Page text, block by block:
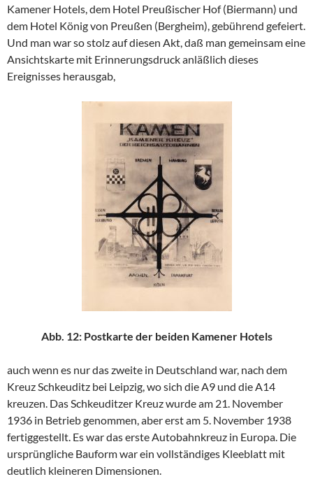
Kamener Hotels, dem Hotel Preußischer Hof (Biermann) und
dem Hotel König von Preußen (Bergheim), gebührend gefeiert.
Und man war so stolz auf diesen Akt, daß man gemeinsam eine
Ansichtskarte mit Erinnerungsdruck anläßlich dieses
Ereignisses herausgab,
Abb. 12: Postkarte der beiden Kamener Hotels
auch wenn es nur das zweite in Deutschland war, nach dem
Kreuz Schkeuditz bei Leipzig, wo sich die A9 und die A14
kreuzen. Das Schkeuditzer Kreuz wurde am 21. November
1936 in Betrieb genommen, aber erst am 5. November 1938
fertiggestellt. Es war das erste Autobahnkreuz in Europa. Die
ursprüngliche Bauform war ein vollständiges Kleeblatt mit
deutlich kleineren Dimensionen.